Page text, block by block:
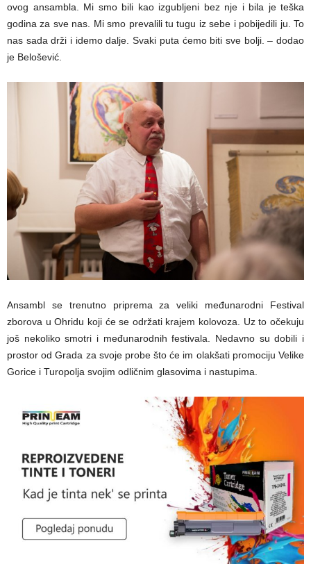
ovog ansambla. Mi smo bili kao izgubljeni bez nje i bila je teška
godina za sve nas. Mi smo prevalili tu tugu iz sebe i pobijedili ju. To
nas sada drži i idemo dalje. Svaki puta ćemo biti sve bolji. – dodao
je Belošević.
Ansambl se trenutno priprema za veliki međunarodni Festival
zborova u Ohridu koji će se održati krajem kolovoza. Uz to očekuju
još nekoliko smotri i međunarodnih festivala. Nedavno su dobili i
prostor od Grada za svoje probe što će im olakšati promociju Velike
Gorice i Turopolja svojim odličnim glasovima i nastupima.